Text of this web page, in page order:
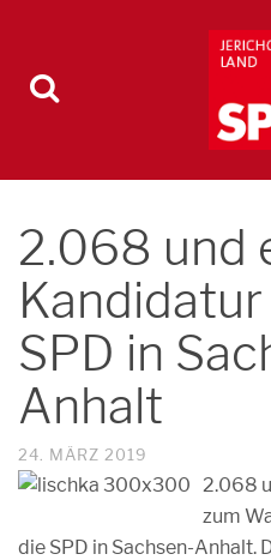
2.068 und
SPD in
Anhalt
24. MÄRZ 2019
2.068
zum
die SPD in Sachsen-Anhalt.